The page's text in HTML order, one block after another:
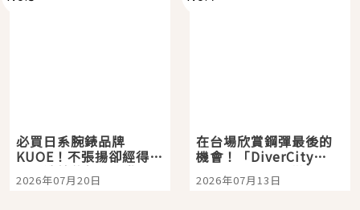
必買日系腕錶品牌
KUOE！不張揚卻經得起
時間洗鍊的經典之作五
選
2026年07月20日
在台場欣賞鋼彈最後的
機會！「DiverCity
Tokyo Plaza」搭船、
購物、美食及夜景，一
2026年07月13日